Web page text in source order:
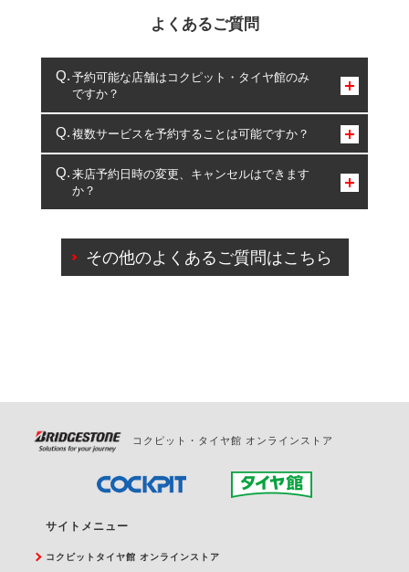
よくあるご質問
予約可能な店舗はコクピット・タイヤ館のみ
ですか？
コクピット・タイヤ館のみとなります。
複数サービスを予約することは可能ですか？
複数サービスのご予約は可能です。
一部の商品・サービスの組み合わせに限り、同時にご予約が
出来ないものもございます。
来店予約日時の変更、キャンセルはできます
か？
ご来店予約日の3営業日前を過ぎている場合のご予約
の日時変更につきましては、直接ご予約の店舗まで
その他のよくあるご質問はこちら
コクピット・タイヤ館 オンラインストア
サイトメニュー
コクピットタイヤ館 オンラインストア